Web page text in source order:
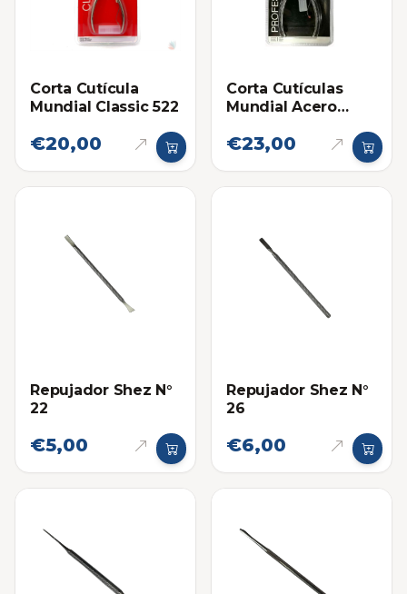
Corta Cutícula
Mundial Classic 522
€20,00
Corta Cutículas
Mundial Acero
€23,00
Repujador Shez N°
22
€5,00
Repujador Shez N°
26
€6,00